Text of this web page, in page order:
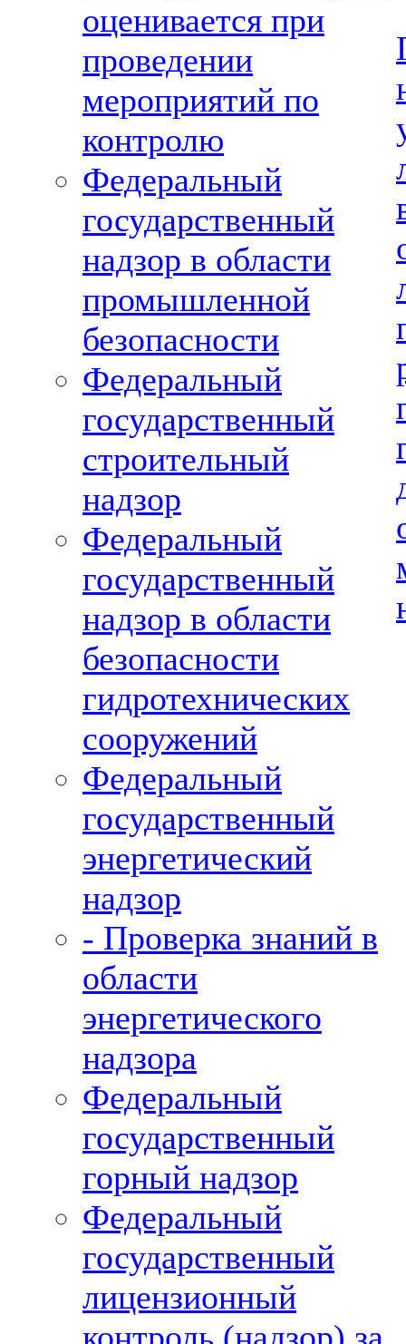
оценивается при
проведении
мероприятий по
контролю
Федеральный
государственный
надзор в области
промышленной
безопасности
Федеральный
государственный
строительный
надзор
Федеральный
государственный
надзор в области
безопасности
гидротехнических
сооружений
Федеральный
государственный
энергетический
надзор
- Проверка знаний в
области
энергетического
надзора
Федеральный
государственный
горный надзор
Федеральный
государственный
лицензионный